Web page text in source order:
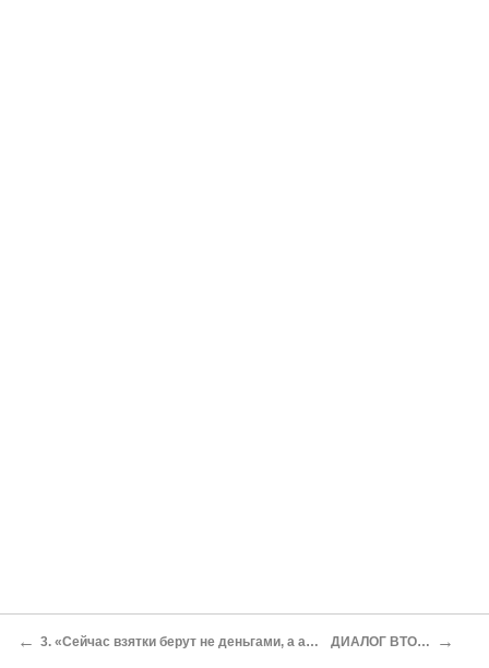
← 3. «Сейчас взятки берут не деньгами, а акциями» ДИАЛОГ ВТОРОЙ →